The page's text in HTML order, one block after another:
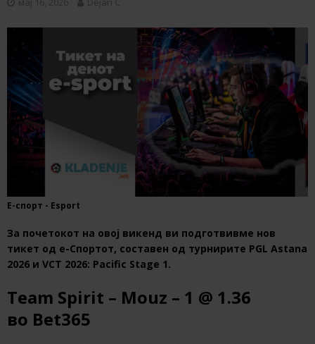
Е-спорт - Esport
За почетокот на овој викенд ви подготвивме нов
тикет од е-Спортот, составен од турнирите PGL Astana
2026 и VCT 2026: Pacific Stage 1.
Team Spirit – Mouz – 1 @ 1.36
во Bet365